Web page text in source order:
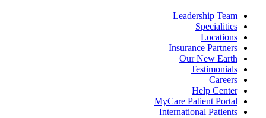
Leadership Team
Specialities
Locations
Insurance Partners
Our New Earth
Testimonials
Careers
Help Center
MyCare Patient Portal
International Patients